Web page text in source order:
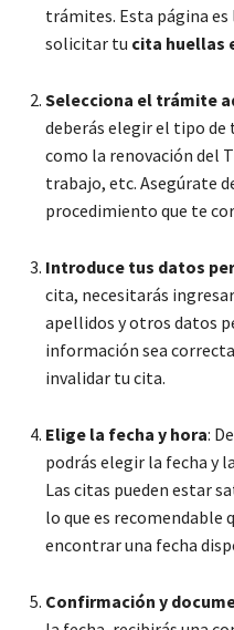
trámites. Esta página es
solicitar tu cita huellas
Selecciona el trámite
deberás elegir el tipo
como la renovación del
trabajo, etc. Asegúrate
procedimiento que te
Introduce tus datos
cita, necesitarás
apellidos y otros datos
información sea
invalidar tu cita.
Elige la fecha y hora:
podrás elegir la fecha y
Las citas pueden estar
lo que es recomendable
encontrar una fecha
Confirmación y